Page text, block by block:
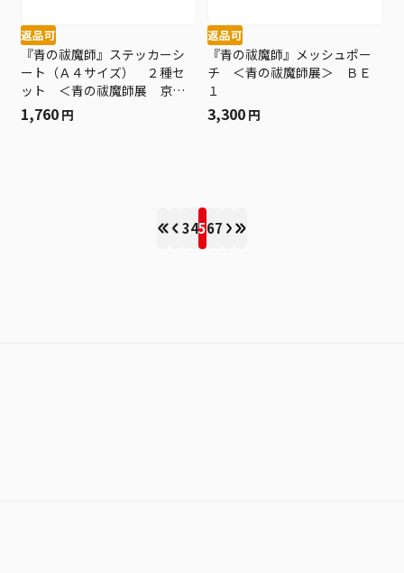
返品可
『青の祓魔師』ステッカーシ
ート（Ａ４サイズ） ２種セ
ット ＜青の祓魔師展 京都
＞ ＢＥ３
1,760 円
返品可
『青の祓魔師』メッシュポー
チ ＜青の祓魔師展＞ ＢＥ
１
3,300 円
34567